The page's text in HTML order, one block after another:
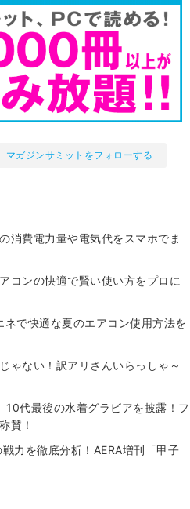
マガジンサミットをフォローする
消費電力量や電気代をスマホでま
コンの快適で賢い使い方をプロに
で快適な夏のエアコン使用方法を
ゃない！訳アリさんいらっしゃ～
代最後の水着グラビアを披露！フ
賛！
力を徹底分析！AERA増刊「甲子